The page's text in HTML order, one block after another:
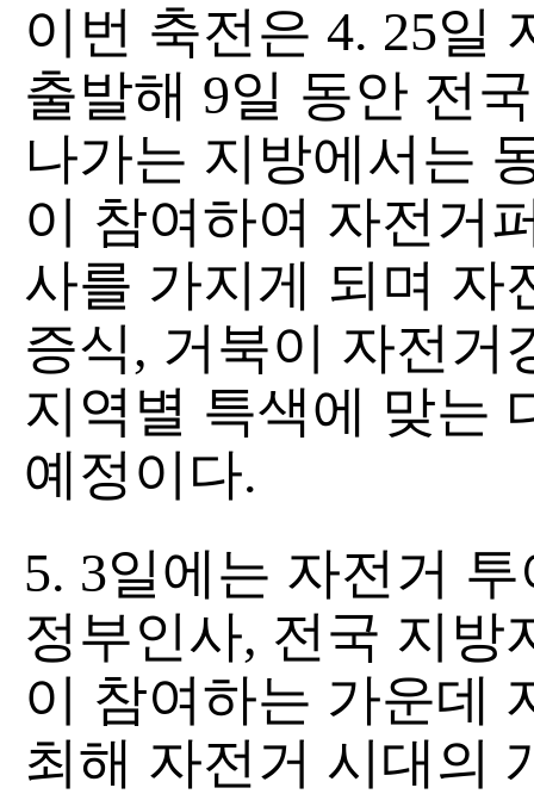
이번 축전은 4. 25일
출발해 9일 동안 전
나가는 지방에서는
이 참여하여 자전거
사를 가지게 되며 자
증식, 거북이 자전거
지역별 특색에 맞는
예정이다.
5. 3일에는 자전거
정부인사, 전국 지방
이 참여하는 가운데
최해 자전거 시대의